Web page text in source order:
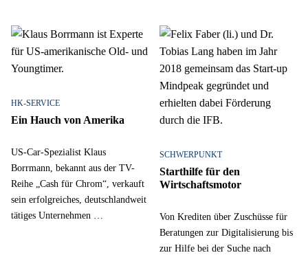
HK-SERVICE
Ein Hauch von Amerika
US-Car-Spezialist Klaus
Borrmann, bekannt aus der TV-
Reihe „Cash für Chrom“, verkauft
sein erfolgreiches, deutschlandweit
tätiges Unternehmen …
SCHWERPUNKT
Starthilfe für den
Wirtschaftsmotor
Von Krediten über Zuschüsse für
Beratungen zur Digitalisierung bis
zur Hilfe bei der Suche nach